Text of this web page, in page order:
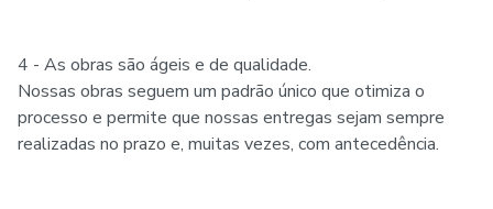
4 - As obras são ágeis e de qualidade.
Nossas obras seguem um padrão único que otimiza o
processo e permite que nossas entregas sejam sempre
realizadas no prazo e, muitas vezes, com antecedência.